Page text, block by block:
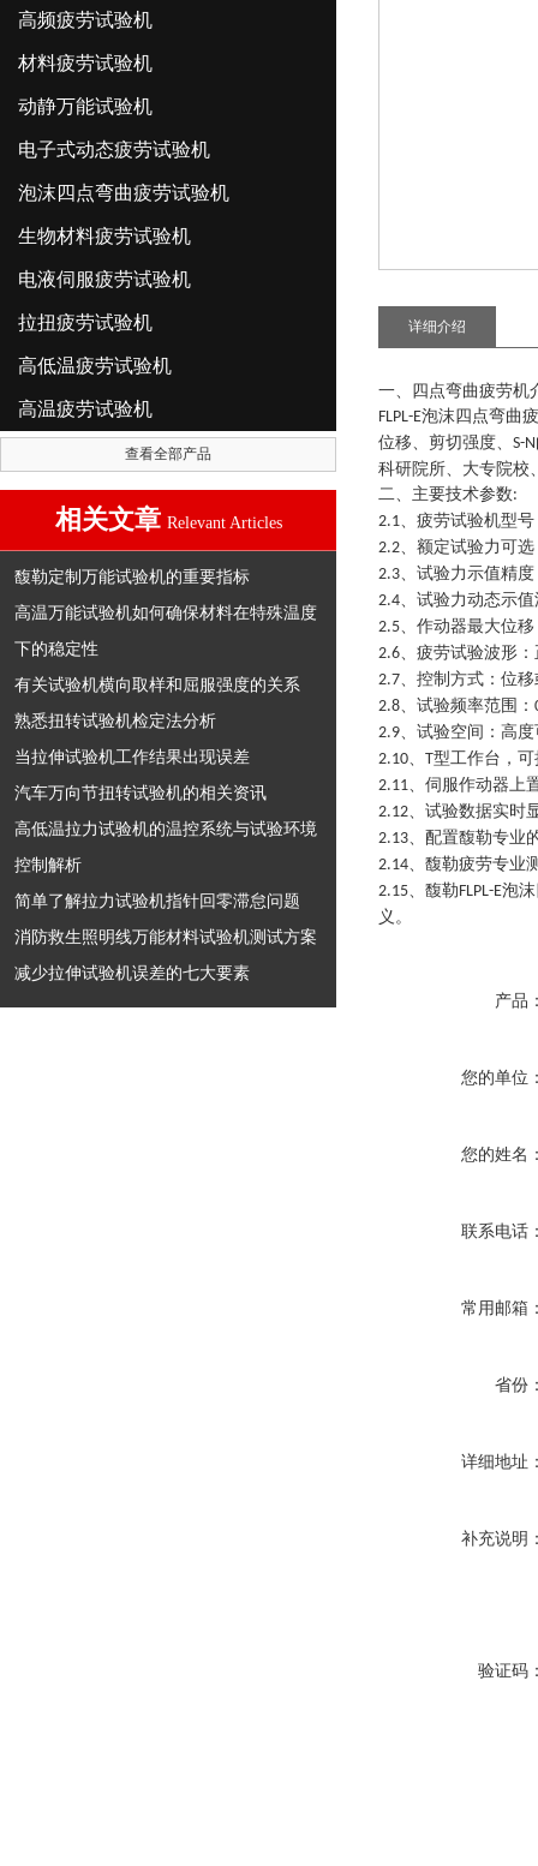
高频疲劳试验机
材料疲劳试验机
动静万能试验机
电子式动态疲劳试验机
泡沫四点弯曲疲劳试验机
生物材料疲劳试验机
电液伺服疲劳试验机
拉扭疲劳试验机
高低温疲劳试验机
高温疲劳试验机
查看全部产品
相关文章 Relevant Articles
馥勒定制万能试验机的重要指标
高温万能试验机如何确保材料在特殊温度
下的稳定性
有关试验机横向取样和屈服强度的关系
熟悉扭转试验机检定法分析
当拉伸试验机工作结果出现误差
汽车万向节扭转试验机的相关资讯
高低温拉力试验机的温控系统与试验环境
控制解析
简单了解拉力试验机指针回零滞怠问题
消防救生照明线万能材料试验机测试方案
减少拉伸试验机误差的七大要素
详细介绍
一、四点弯曲疲劳机
FLPL-E泡沫四点弯曲
位移、剪切强度、 S-N
科研院所、大专院校
二、主要技术参数:
2.1、疲劳试验机型号
2.2、额定试验力可选
2.3、试验力示值精度
2.4、试验力动态示
2.5、作动器最大位移
2.6、疲劳试验波形
2.7、控制方式：位
2.8、试验频率范围：
2.9、试验空间：高
2.10、 T型工作台 ， 可
2.11、伺服作动器上
2.12、试验数据实时
2.13、配置馥勒专业
2.14、馥勒疲劳专业
2.15、馥勒FLPL-E泡
义 。
产品
您的单位
您的姓名
联系电话
常用邮箱
省份
详细地址
补充说明
验证码